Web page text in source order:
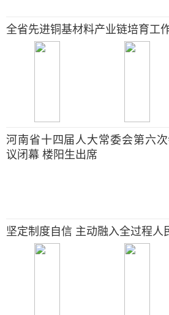
全省先进铜基材料产业链培育工
河南省十四届人大常委会第六次
议闭幕 楼阳生出席
坚定制度自信 主动融入全过程人